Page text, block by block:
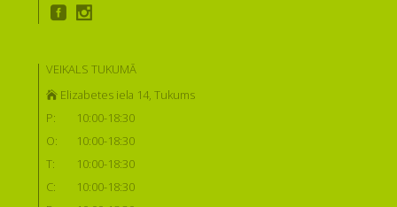
VEIKALS TUKUMĀ
Elizabetes iela 14, Tukums
P:
10:00-18:30
O:
10:00-18:30
T:
10:00-18:30
C:
10:00-18:30